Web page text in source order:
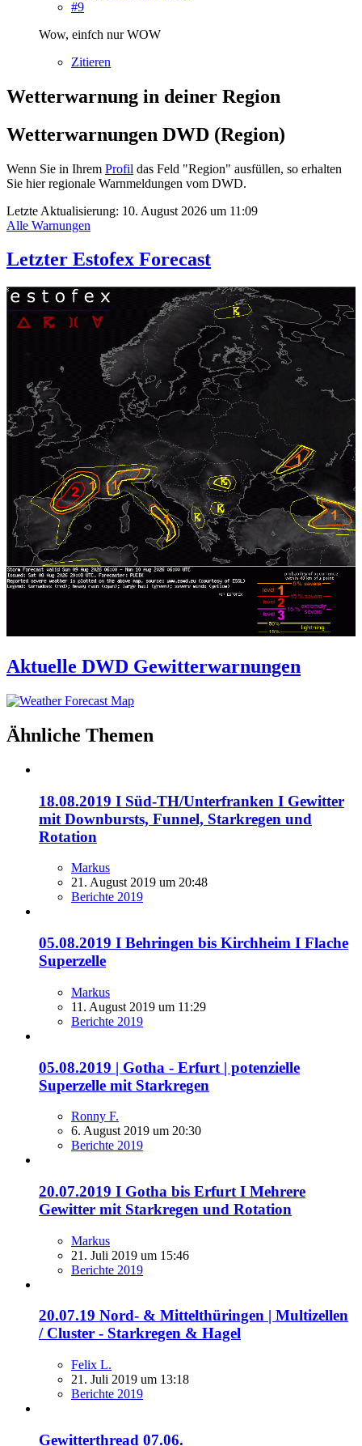
#9
Wow, einfch nur WOW
Zitieren
Wetterwarnung in deiner Region
Wetterwarnungen DWD (Region)
Wenn Sie in Ihrem Profil das Feld "Region" ausfüllen, so erhalten
Sie hier regionale Warnmeldungen vom DWD.
Letzte Aktualisierung: 10. August 2026 um 11:09
Alle Warnungen
Letzter Estofex Forecast
Aktuelle DWD Gewitterwarnungen
Ähnliche Themen
18.08.2019 I Süd-TH/Unterfranken I Gewitter
mit Downbursts, Funnel, Starkregen und
Rotation
Markus
21. August 2019 um 20:48
Berichte 2019
05.08.2019 I Behringen bis Kirchheim I Flache
Superzelle
Markus
11. August 2019 um 11:29
Berichte 2019
05.08.2019 | Gotha - Erfurt | potenzielle
Superzelle mit Starkregen
Ronny F.
6. August 2019 um 20:30
Berichte 2019
20.07.2019 I Gotha bis Erfurt I Mehrere
Gewitter mit Starkregen und Rotation
Markus
21. Juli 2019 um 15:46
Berichte 2019
20.07.19 Nord- & Mittelthüringen | Multizellen
/ Cluster - Starkregen & Hagel
Felix L.
21. Juli 2019 um 13:18
Berichte 2019
Gewitterthread 07.06.